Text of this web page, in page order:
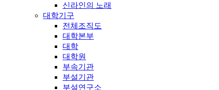
신라인의 노래
대학기구
전체조직도
대학본부
대학
대학원
부속기관
부설기관
부설연구소